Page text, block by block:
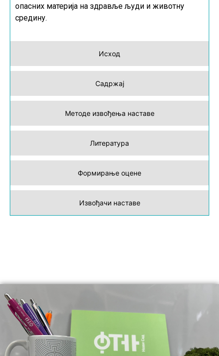
Исход
Садржај
Методе извођења наставе
Литература
Формирање оцене
Извођачи наставе
опасних материја на здравље људи и животну
средину.